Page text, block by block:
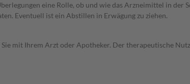
eine Rolle, ob und wie das Arzneimittel in der
Eventuell ist ein Abstillen in Erwägung zu ziehen.
mit Ihrem Arzt oder Apotheker. Der therapeutische